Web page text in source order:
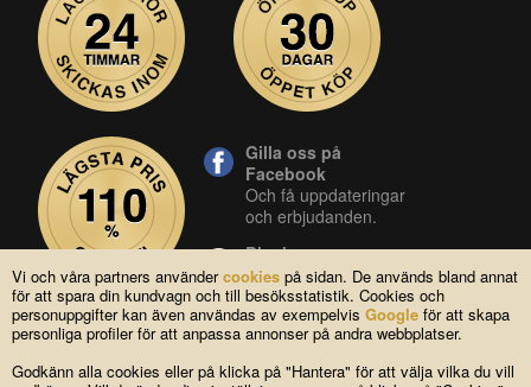
Vi och våra partners användercookies på sidan. De används bland annat
för att spara din kundvagn och till besöksstatistik. Cookies och
personuppgifter kan även användas av exempelvis Google för att skapa
personliga profiler för att anpassa annonser på andra webbplatser.
Godkänn alla cookies eller på klicka på "Hantera" för att välja vilka du vill
Gilla oss på
Facebook
Och få uppdateringar
och erbjudanden.
Blocket
Vår butik på blocket.
YouTube
Se våra produkter live